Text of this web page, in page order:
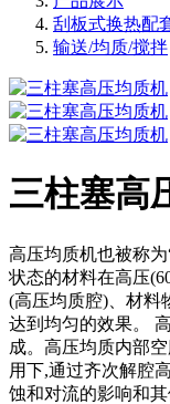
刮板式换热配
输送/均质/搅拌
三柱塞高
高压均质机也被称
状态的材料在高压
(高压均质腔)、材料
达到均匀的效果。
成。高压均质内部
用下,通过齐次解腔
蚀和对流的影响和